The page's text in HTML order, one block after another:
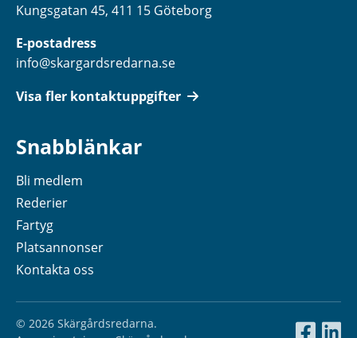
Kungsgatan 45, 411 15 Göteborg
E-postadress
info@skargardsredarna.se
Visa fler kontaktuppgifter
Snabblänkar
Bli medlem
Rederier
Fartyg
Platsannonser
Kontakta oss
© 2026 Skärgårdsredarna.